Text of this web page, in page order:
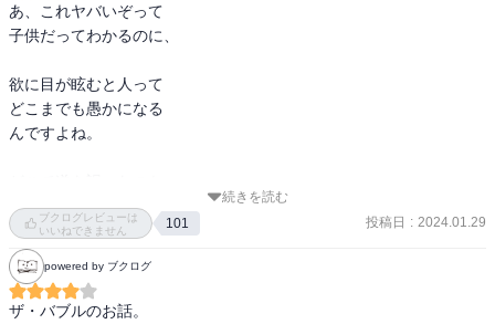
あ、これヤバいぞって
子供だってわかるのに、
欲に目が眩むと人って
どこまでも愚かになる
んですよね。
後から振り返るとよく
わかるその分岐点も、
そのときは気付かない。
続きを読む
ブクログレビューは
いいねできません
101 投稿日 : 2024.01.29
powered by ブクログ
ザ・バブルのお話。